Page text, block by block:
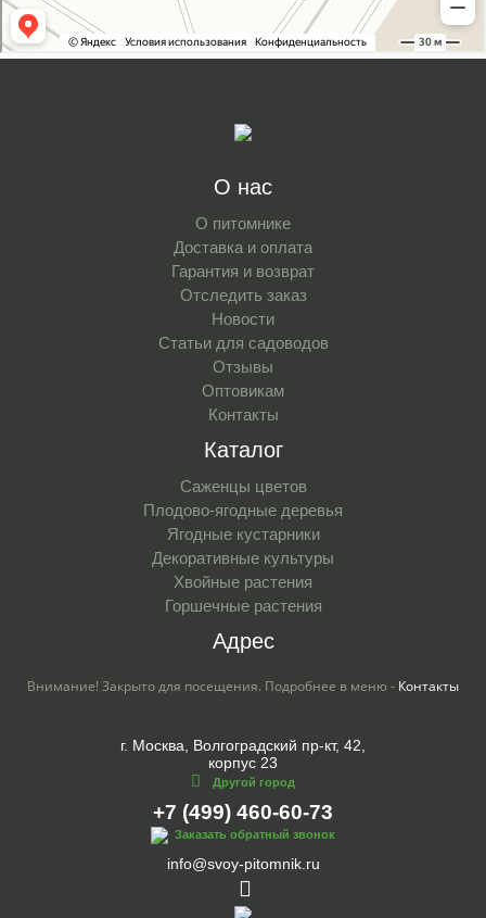
О нас
О питомнике
Доставка и оплата
Гарантия и возврат
Отследить заказ
Новости
Статьи для садоводов
Отзывы
Оптовикам
Контакты
Каталог
Саженцы цветов
Плодово-ягодные деревья
Ягодные кустарники
Декоративные культуры
Хвойные растения
Горшечные растения
Адрес
Внимание! Закрыто для посещения. Подробнее в меню - Контакты
г. Москва, Волгоградский пр-кт, 42,
корпус 23
Другой город
+7 (499) 460-60-73
Заказать обратный звонок
info@svoy-pitomnik.ru